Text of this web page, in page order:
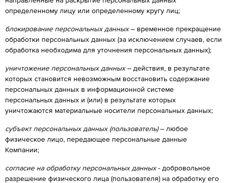
определенному лицу или определенному кругу лиц;
блокирование персональных данных– временное прекращение
обработки персональных данных (за исключением случаев, если
обработка необходима для уточнения персональных данных);
уничтожение персональных данных– действия, в результате
которых становится невозможным восстановить содержание
персональных данных в информационной системе
персональных данных и (или) в результате которых
уничтожаются материальные носители персональных данных;
субъект персональных данных (пользователь)– любое
физическое лицо, передающее персональные данные
Компании;
согласие на обработку персональных данных- добровольное
разрешение физического лица (пользователя) на обработку его